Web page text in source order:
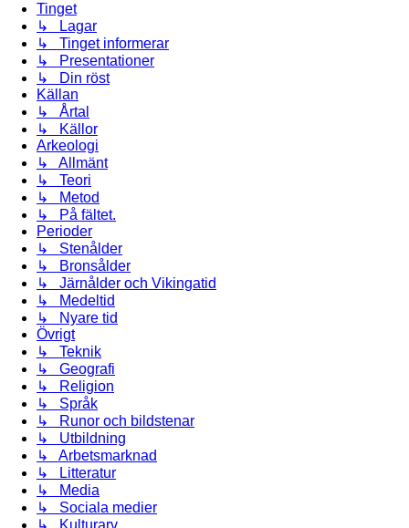
Tinget
↳ Lagar
↳ Tinget informerar
↳ Presentationer
↳ Din röst
Källan
↳ Årtal
↳ Källor
Arkeologi
↳ Allmänt
↳ Teori
↳ Metod
↳ På fältet.
Perioder
↳ Stenålder
↳ Bronsålder
↳ Järnålder och Vikingatid
↳ Medeltid
↳ Nyare tid
Övrigt
↳ Teknik
↳ Geografi
↳ Religion
↳ Språk
↳ Runor och bildstenar
↳ Utbildning
↳ Arbetsmarknad
↳ Litteratur
↳ Media
↳ Sociala medier